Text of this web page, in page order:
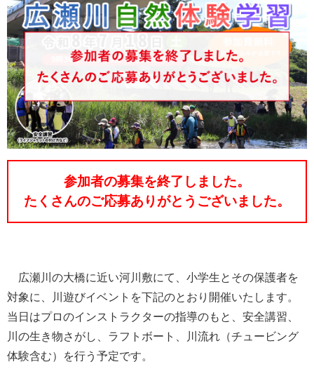
参加者の募集を終了しました。
たくさんのご応募ありがとうございました。
広瀬川の大橋に近い河川敷にて、小学生とその保護者を
対象に、川遊びイベントを下記のとおり開催いたします。
当日はプロのインストラクターの指導のもと、安全講習、
川の生き物さがし、ラフトボート、川流れ（チュービング
体験含む）を行う予定です。